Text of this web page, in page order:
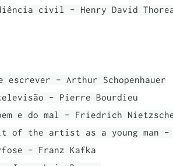
civil - Henry David
escrever - Arthur Schopenhauer
- Pierre Bourdieu
e do mal - Friedrich
of the artist as a young man -
- Franz Kafka